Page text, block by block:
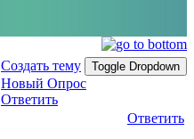
Создать тему
Toggle Dropdown
Новый Опрос
Ответить
Ответить